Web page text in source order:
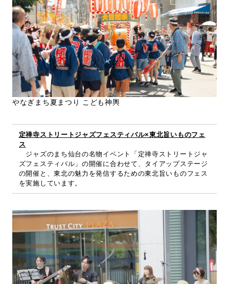
やなぎまち夏まつり こども神輿
定禅寺ストリートジャズフェスティバル×東北旨いものフェ
ス
ジャズのまち仙台の名物イベント「定禅寺ストリートジャ
ズフェスティバル」の開催に合わせて、タイアップステージ
の開催と、東北の魅力を発信するための東北旨いものフェス
を実施しています。